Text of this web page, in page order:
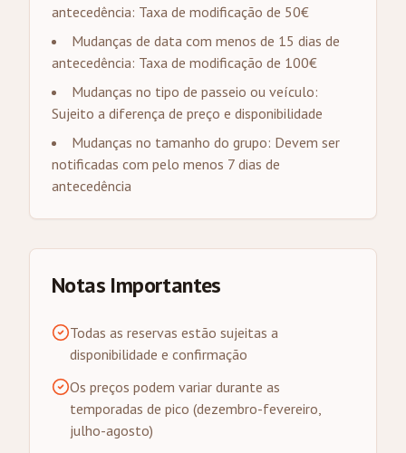
antecedência: Taxa de modificação de 50€
Mudanças de data com menos de 15 dias de
antecedência: Taxa de modificação de 100€
Mudanças no tipo de passeio ou veículo:
Sujeito a diferença de preço e disponibilidade
Mudanças no tamanho do grupo: Devem ser
notificadas com pelo menos 7 dias de
antecedência
Notas Importantes
Todas as reservas estão sujeitas a
disponibilidade e confirmação
Os preços podem variar durante as
temporadas de pico (dezembro-fevereiro,
julho-agosto)